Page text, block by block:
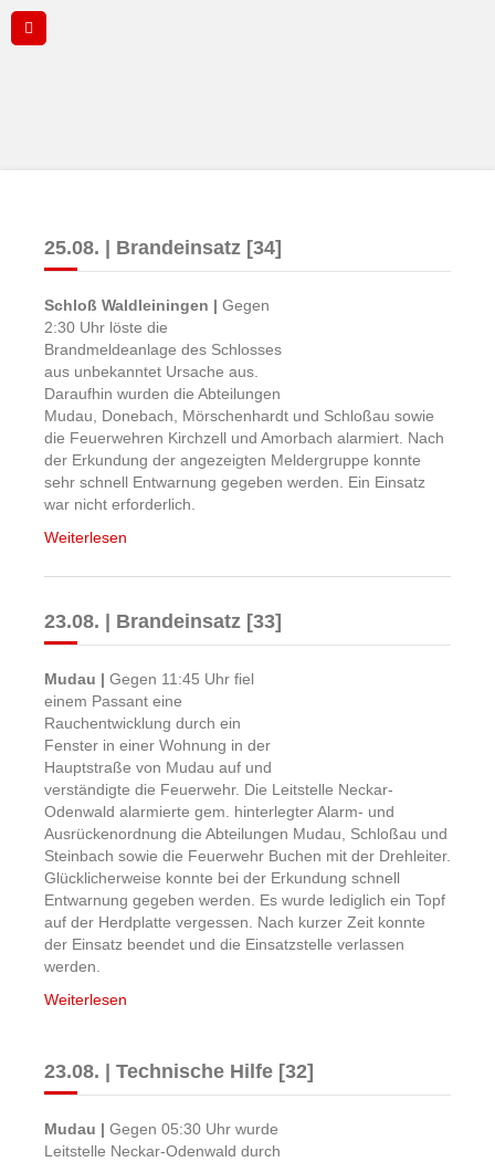
25.08. | Brandeinsatz [34]
Schloß Waldleiningen | Gegen
2:30 Uhr löste die
Brandmeldeanlage des Schlosses
aus unbekanntet Ursache aus.
Daraufhin wurden die Abteilungen
Mudau, Donebach, Mörschenhardt und Schloßau sowie
die Feuerwehren Kirchzell und Amorbach alarmiert. Nach
der Erkundung der angezeigten Meldergruppe konnte
sehr schnell Entwarnung gegeben werden. Ein Einsatz
war nicht erforderlich.
Weiterlesen
23.08. | Brandeinsatz [33]
Mudau | Gegen 11:45 Uhr fiel
einem Passant eine
Rauchentwicklung durch ein
Fenster in einer Wohnung in der
Hauptstraße von Mudau auf und
verständigte die Feuerwehr. Die Leitstelle Neckar-
Odenwald alarmierte gem. hinterlegter Alarm- und
Ausrückenordnung die Abteilungen Mudau, Schloßau und
Steinbach sowie die Feuerwehr Buchen mit der Drehleiter.
Glücklicherweise konnte bei der Erkundung schnell
Entwarnung gegeben werden. Es wurde lediglich ein Topf
auf der Herdplatte vergessen. Nach kurzer Zeit konnte
der Einsatz beendet und die Einsatzstelle verlassen
werden.
Weiterlesen
23.08. | Technische Hilfe [32]
Mudau | Gegen 05:30 Uhr wurde
Leitstelle Neckar-Odenwald durch